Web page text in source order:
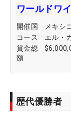
ワールドワ
開催国
メキシ
コース
エル・
賞金総
額
歴代優勝者